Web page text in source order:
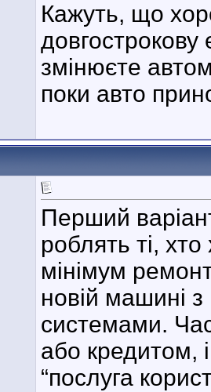
Кажуть, що
довгострокову
змінюєте
поки авто
Перший
роблять ті,
мінімум
новій машині
системами.
або кредитом,
“послуга